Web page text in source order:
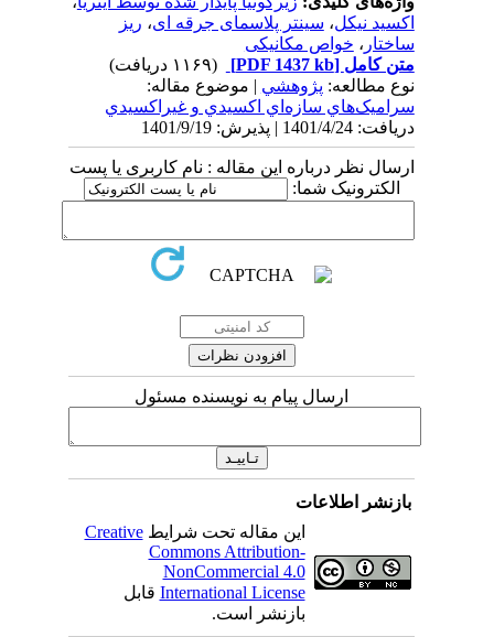
اکسید نیکل،سینتر پلاسمای جرقه ای،ریز
ساختار، خواص مکانیکی
متن کامل[PDF 1437 kb]
نوع مطالعه:پژوهشي| موضوع مقاله:
سراميک‌هاي سازه‌اي اكسيدي و غيراكسيدي
دریافت: 1401/4/24 | پذیرش: 1401/9/19
ارسال نظر درباره این مقاله : نام کاربری یا پست
الکترونیک شما:
ارسال پیام به نویسنده مسئول
بازنشر اطلاعات
این مقاله تحت شرایطCreative
Commons Attribution-
NonCommercial 4.0
International Licenseقابل
بازنشر است.